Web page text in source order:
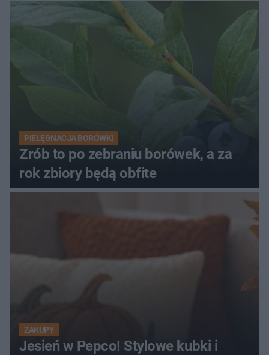
PIELĘGNACJA BORÓWKI
Zrób to po zebraniu borówek, a za
rok zbiory będą obfite
ZAKUPY
Jesień w Pepco! Stylowe kubki i